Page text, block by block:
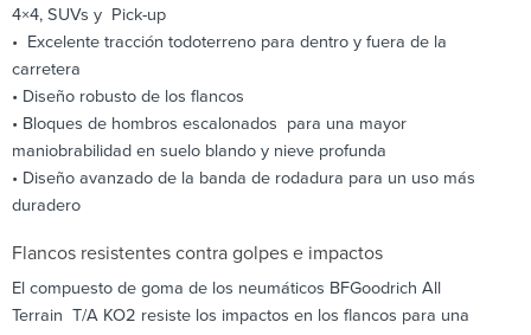
4×4, SUVs y Pick-up
• Excelente tracción todoterreno para dentro y fuera de la
carretera
• Diseño robusto de los flancos
• Bloques de hombros escalonados para una mayor
maniobrabilidad en suelo blando y nieve profunda
• Diseño avanzado de la banda de rodadura para un uso más
duradero
Flancos resistentes contra golpes e impactos
El compuesto de goma de los neumáticos BFGoodrich All
Terrain T/A KO2 resiste los impactos en los flancos para una